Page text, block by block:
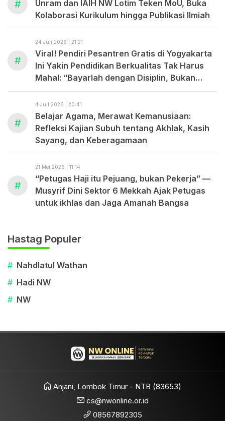
#
Unram dan IAIH NW Lotim Teken MoU, Buka
Kolaborasi Kurikulum hingga Publikasi Ilmiah
#
24 Juli 2026 | 21:21
Viral! Pendiri Pesantren Gratis di Yogyakarta
Ini Yakin Pendidikan Berkualitas Tak Harus
Mahal: “Bayarlah dengan Disiplin, Bukan
#
4 Juli 2026 | 20:41
Belajar Agama, Merawat Kemanusiaan:
Refleksi Kajian Subuh tentang Akhlak, Kasih
Sayang, dan Keberagamaan
#
21 Mei 2026 | 11:14
“Petugas Haji itu Pejuang, bukan Pekerja” —
Musyrif Dini Sektor 6 Mekkah Ajak Petugas
untuk ikhlas dan Jaga Amanah Bangsa
Hastag Populer
# Nahdlatul Wathan
# Hadi NW
# NW
Anjani, Lombok Timur - NTB (83653)
cs@nwonline.or.id
08567892305